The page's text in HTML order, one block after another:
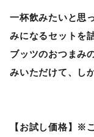
一杯飲みたいと思
みになるセットを
ブッツのおつまみ
みいただけて、し
【お試し価格】※